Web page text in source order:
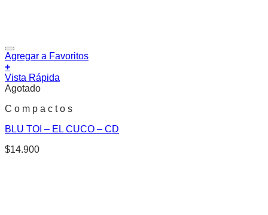
Agregar a Favoritos
+
Vista Rápida
Agotado
C o m p a c t o s
BLU TOI – EL CUCO – CD
$14.900